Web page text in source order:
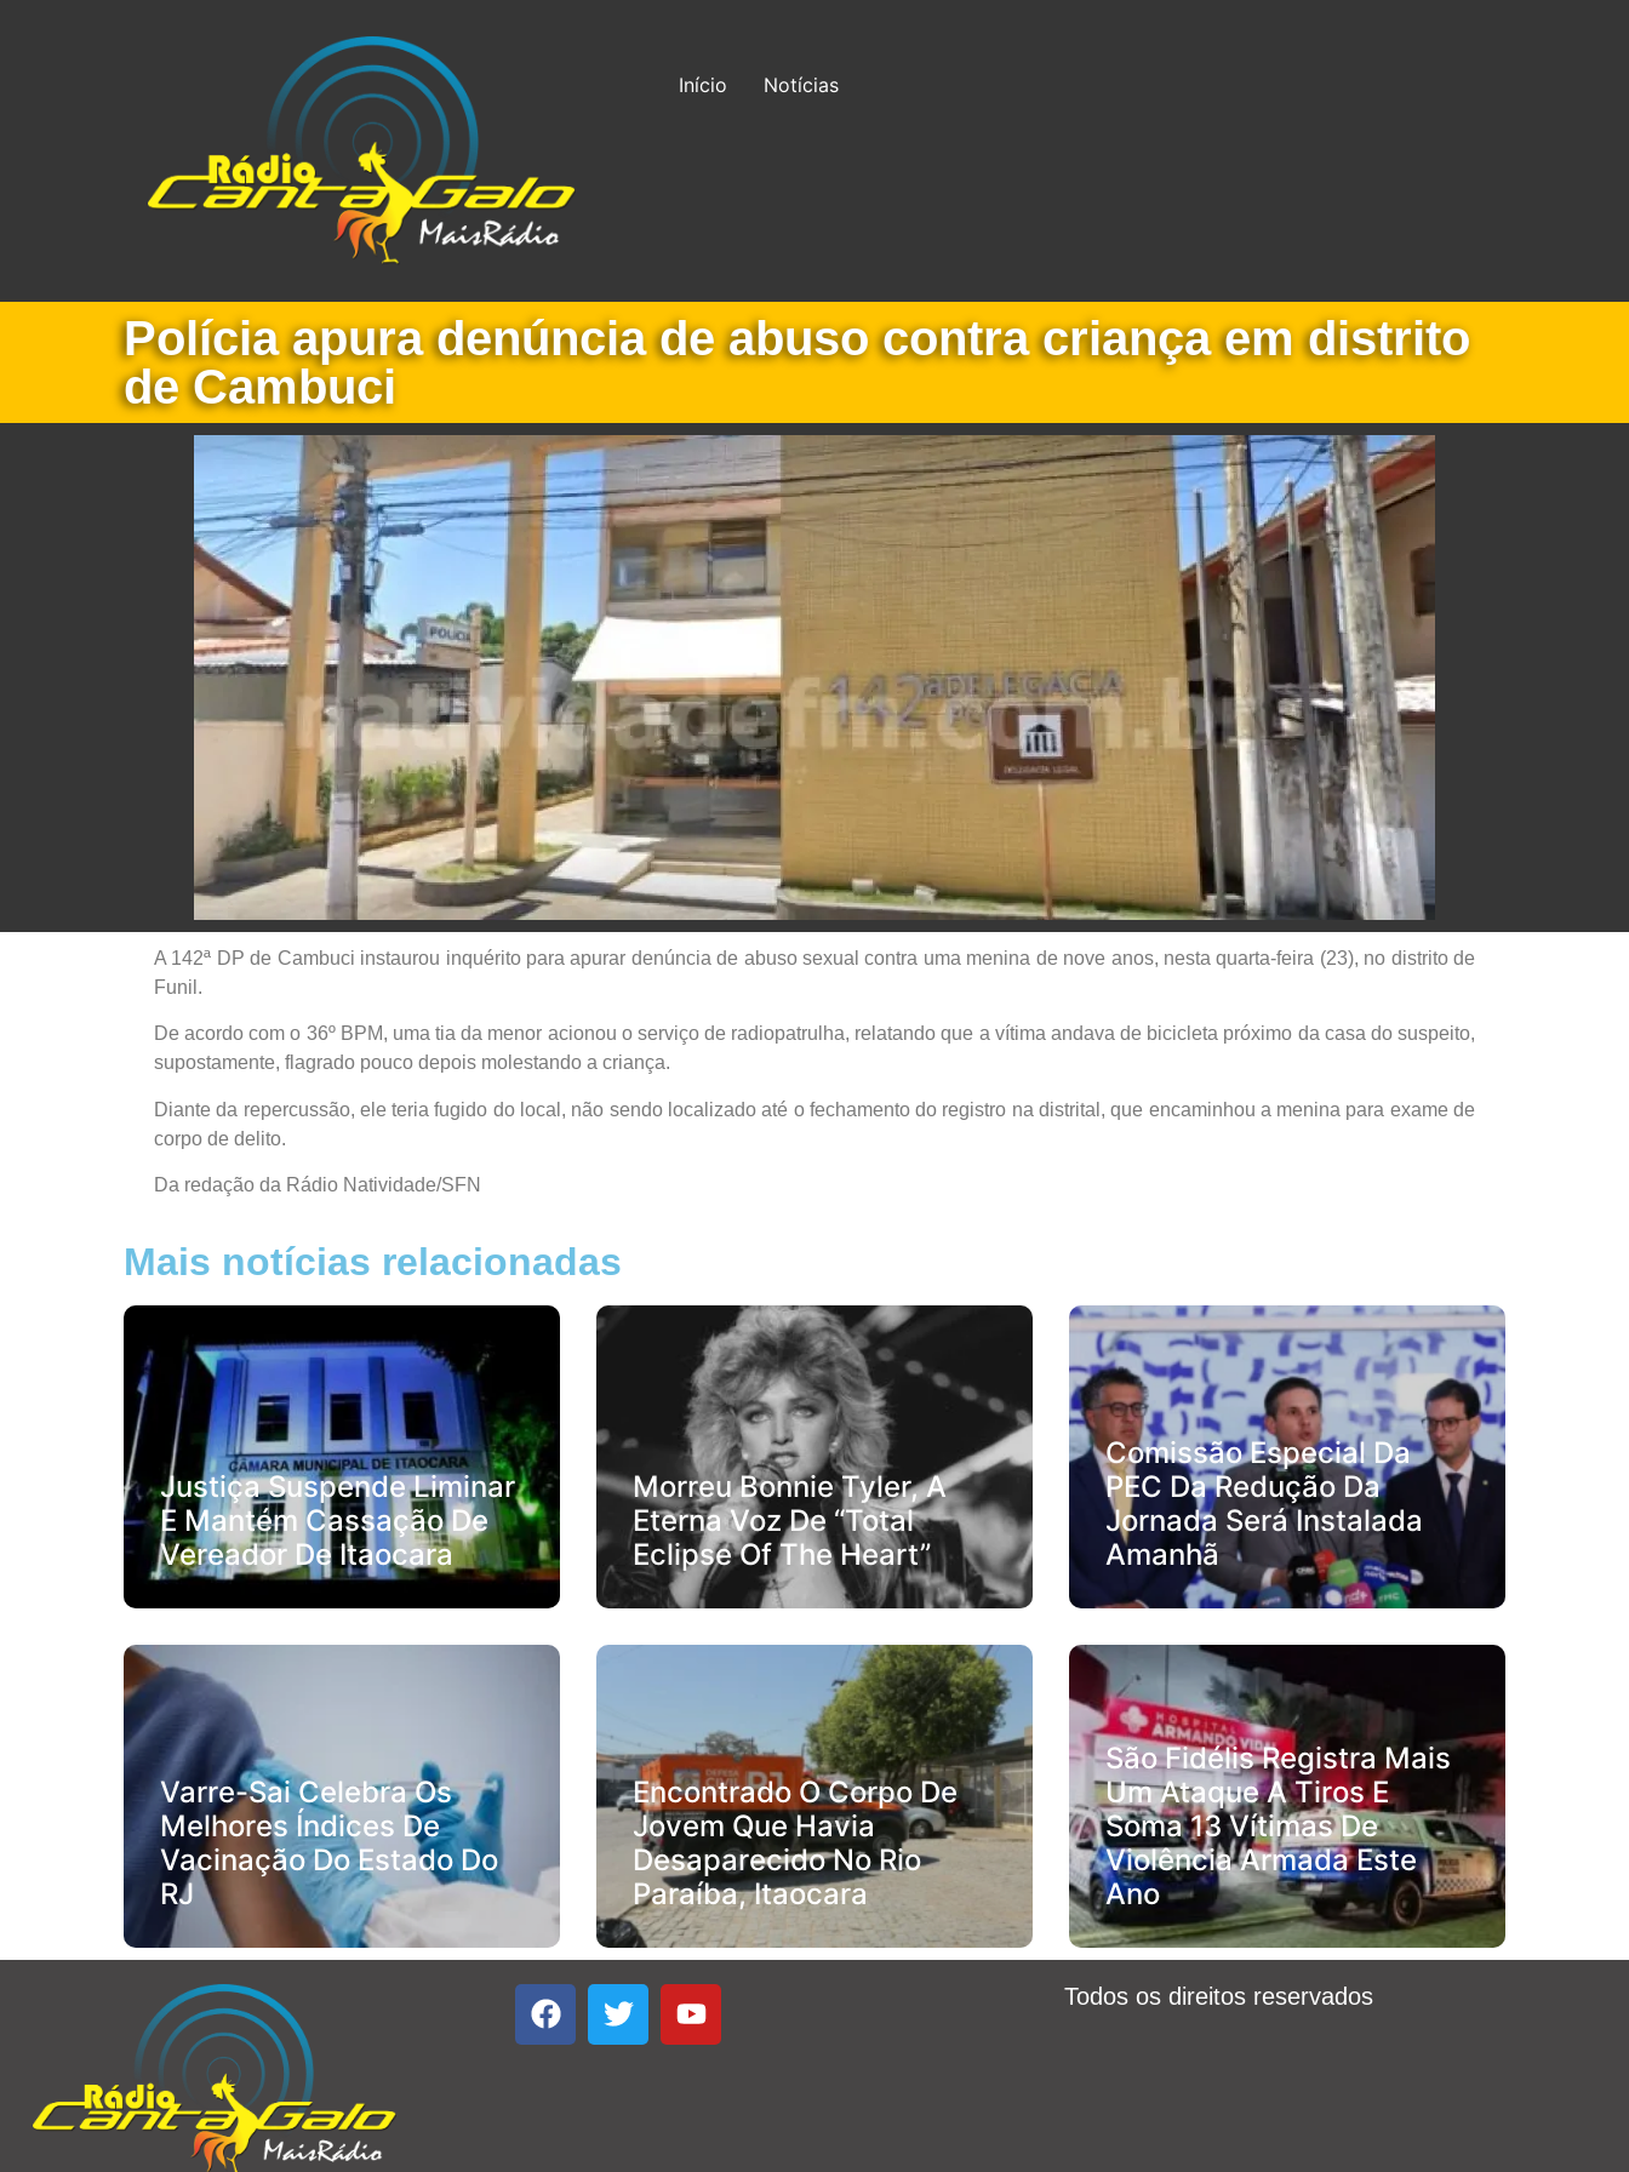
Início Notícias
Polícia apura denúncia de abuso contra criança em distrito
de Cambuci
A 142ª DP de Cambuci instaurou inquérito para apurar denúncia de abuso sexual contra uma menina de nove anos, nesta quarta-feira (23), no distrito de
Funil.
De acordo com o 36º BPM, uma tia da menor acionou o serviço de radiopatrulha, relatando que a vítima andava de bicicleta próximo da casa do suspeito,
supostamente, flagrado pouco depois molestando a criança.
Diante da repercussão, ele teria fugido do local, não sendo localizado até o fechamento do registro na distrital, que encaminhou a menina para exame de
corpo de delito.
Da redação da Rádio Natividade/SFN
Mais notícias relacionadas
Justiça Suspende Liminar
E Mantém Cassação De
Vereador De Itaocara
Morreu Bonnie Tyler, A
Eterna Voz De “Total
Eclipse Of The Heart”
Comissão Especial Da
PEC Da Redução Da
Jornada Será Instalada
Amanhã
Varre-Sai Celebra Os
Melhores Índices De
Vacinação Do Estado Do
RJ
Encontrado O Corpo De
Jovem Que Havia
Desaparecido No Rio
Paraíba, Itaocara
São Fidélis Registra Mais
Um Ataque A Tiros E
Soma 13 Vítimas De
Violência Armada Este
Ano
Todos os direitos reservados